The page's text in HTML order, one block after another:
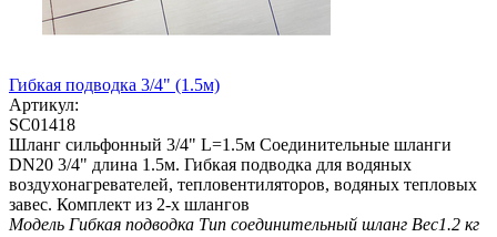
Гибкая подводка 3/4" (1.5м)
Артикул:
SC01418
Шланг сильфонный 3/4" L=1.5м Соединительные шланги
DN20 3/4" длина 1.5м. Гибкая подводка для водяных
воздухонагревателей, тепловентиляторов, водяных тепловых
завес. Комплект из 2-х шлангов
Модель Гибкая подводка Тип соединительный шланг Вес1.2 кг